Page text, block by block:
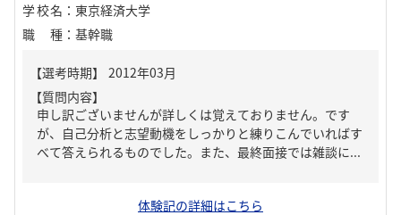
学校名 ： 東京経済大学
職種 ： 基幹職
【質問内容】
申し訳ございませんが詳しくは覚えておりません。です
が、自己分析と志望動機をしっかりと練りこんでいればす
べて答えられるものでした。また、最終面接では雑談に...
体験記の詳細はこちら